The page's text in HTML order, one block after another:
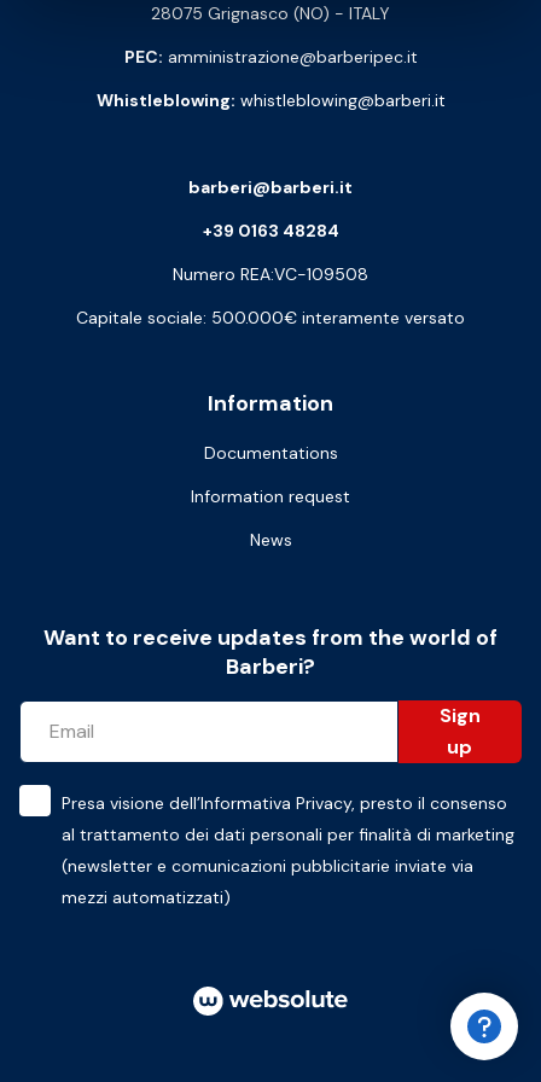
28075 Grignasco (NO) - ITALY
PEC: amministrazione@barberipec.it
Whistleblowing: whistleblowing@barberi.it
Information
Documentations
Information request
News
barberi@barberi.it
+39 0163 48284
Numero REA:VC-109508
Capitale sociale: 500.000€ interamente versato
Want to receive updates from the world of
Barberi?
Sign
up
Presa visione dell’Informativa Privacy, presto il consenso
al trattamento dei dati personali per finalità di marketing
(newsletter e comunicazioni pubblicitarie inviate via
mezzi automatizzati)